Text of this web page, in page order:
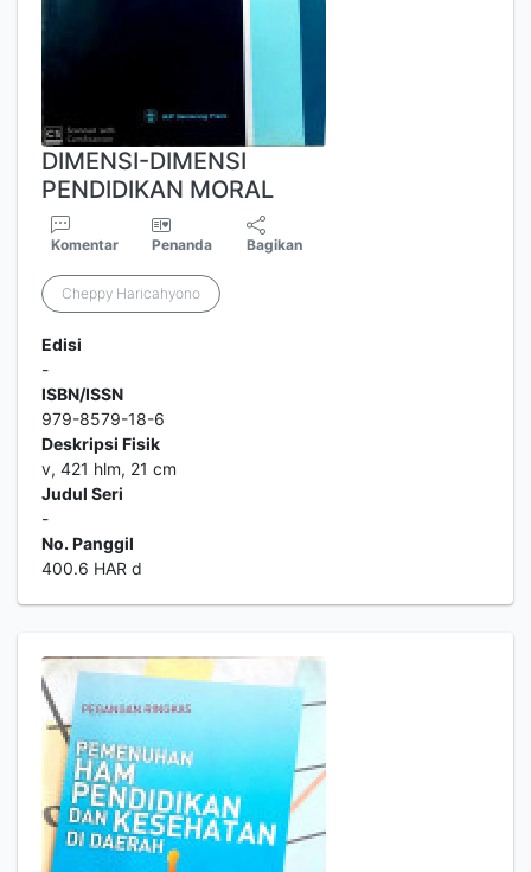
DIMENSI-DIMENSI
PENDIDIKAN MORAL
Komentar Penanda Bagikan
Cheppy Haricahyono
Edisi
-
ISBN/ISSN
979-8579-18-6
Deskripsi Fisik
v, 421 hlm, 21 cm
Judul Seri
-
No. Panggil
400.6 HAR d